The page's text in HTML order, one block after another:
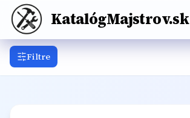
KatalógMajstrov.sk
Filtre